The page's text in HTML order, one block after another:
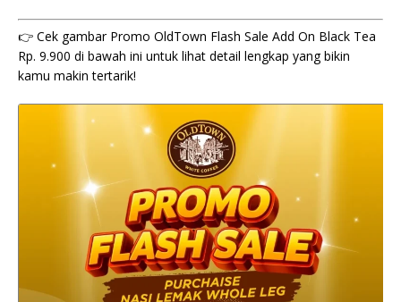
👉 Cek gambar Promo OldTown Flash Sale Add On Black Tea
Rp. 9.900 di bawah ini untuk lihat detail lengkap yang bikin
kamu makin tertarik!